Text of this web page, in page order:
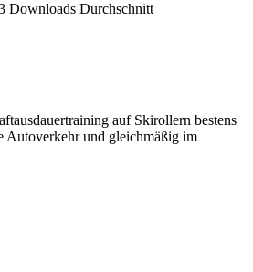
Downloads Durchschnitt
auf Skirollern bestens
Autoverkehr und gleichmäßig im